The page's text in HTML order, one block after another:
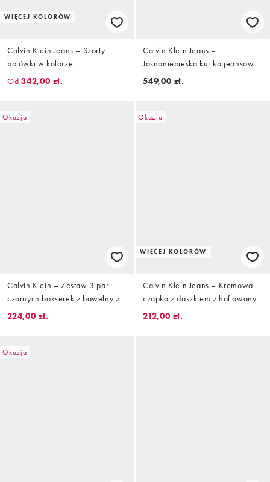
WIĘCEJ KOLORÓW
Calvin Klein Jeans – Szorty
bojówki w kolorze
kamiennobeżowym
Od 342,00 zł.
Calvin Klein Jeans –
Jasnoniebieska kurtka jeansowa
typu trucker
549,00 zł.
Okazja
Calvin Klein – Zestaw 3 par
czarnych bokserek z bawełny ze
stretchem z kolorową taśmą w
224,00 zł.
Okazja
WIĘCEJ KOLORÓW
Calvin Klein Jeans – Kremowa
czapka z daszkiem z haftowanym
srebrnym logo
212,00 zł.
Okazja